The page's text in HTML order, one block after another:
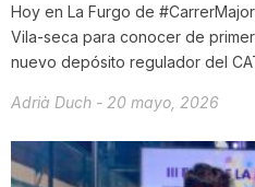
Hoy en La Furgo de
Vila-seca para conocer de
nuevo depósito regulador del
Adrià Duch - 20 mayo, 2026